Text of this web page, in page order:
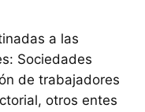
a las
Sociedades
de trabajadores
otros entes